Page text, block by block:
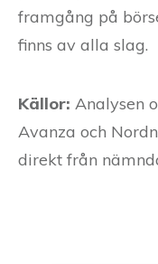
framgång på
finns av alla slag.
Källor: Analysen
Avanza och
direkt från